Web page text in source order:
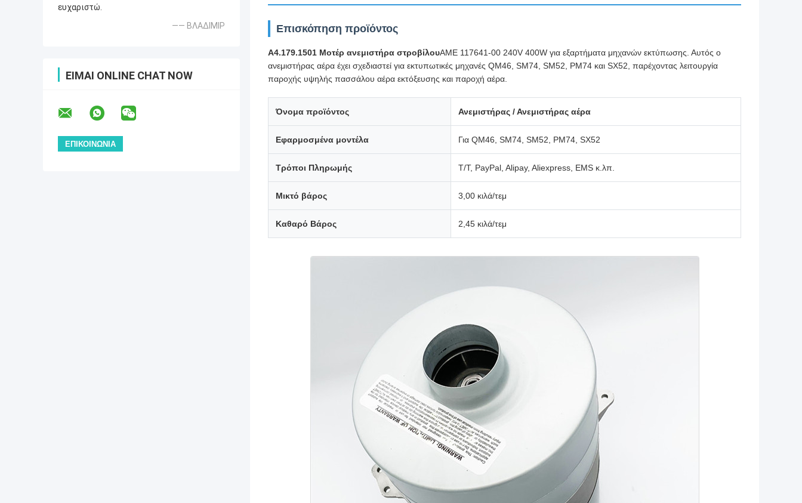
ευχαριστώ.
—— ΒΛΑΔΙΜΙΡ
ΕΊΜΑΙ ONLINE CHAT NOW
Επισκόπηση προϊόντος
A4.179.1501 Μοτέρ ανεμιστήρα στροβίλουAME 117641-00 240V 400W για εξαρτήματα μηχανών εκτύπωσης. Αυτός ο
ανεμιστήρας αέρα έχει σχεδιαστεί για εκτυπωτικές μηχανές QM46, SM74, SM52, PM74 και SX52, παρέχοντας λειτουργία
παροχής υψηλής πασσάλου αέρα εκτόξευσης και παροχή αέρα.
Όνομα προϊόντος Ανεμιστήρας / Ανεμιστήρας αέρα
Εφαρμοσμένα μοντέλα Για QM46, SM74, SM52, PM74, SX52
Τρόποι Πληρωμής T/T, PayPal, Alipay, Aliexpress, EMS κ.λπ.
Μικτό βάρος 3,00 κιλά/τεμ
Καθαρό Βάρος 2,45 κιλά/τεμ